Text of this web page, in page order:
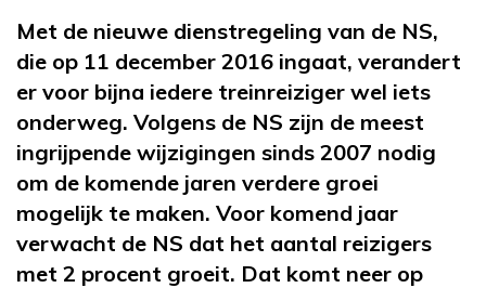
Met de nieuwe dienstregeling van de NS,
die op 11 december 2016 ingaat, verandert
er voor bijna iedere treinreiziger wel iets
onderweg. Volgens de NS zijn de meest
ingrijpende wijzigingen sinds 2007 nodig
om de komende jaren verdere groei
mogelijk te maken. Voor komend jaar
verwacht de NS dat het aantal reizigers
met 2 procent groeit. Dat komt neer op